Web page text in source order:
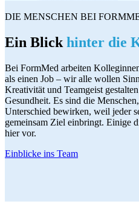
DIE MENSCHEN BEI
Ein Blick hinter die
Bei FormMed arbeiten
als einen Job – wir alle wollen
Kreativität und Teamgeist
Gesundheit. Es sind die
Unterschied bewirken, weil jeder
gemeinsam Ziel einbringt. Einige
hier vor.
Einblicke ins Team